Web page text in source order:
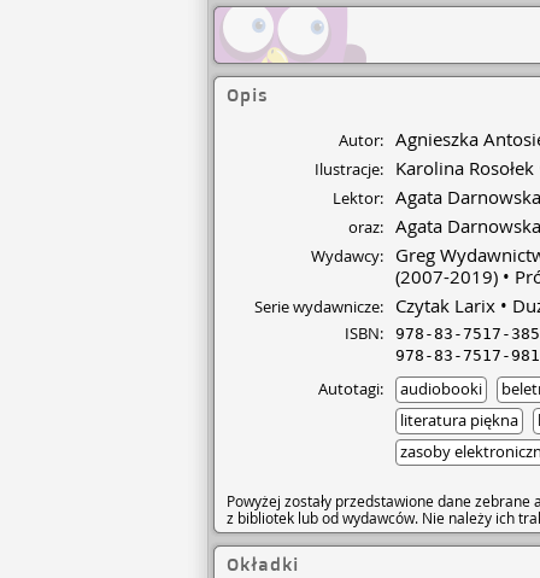
Opis
Autor: Agnieszka
Ilustracje: Karolina Rosołek
Lektor: Agata Darnowska
oraz: Agata Darnowska
Wydawcy: Greg
(2007-2019)
Serie wydawnicze: Czytak Larix
ISBN: 978-83-7517-
978-83-7517-
Autotagi: audiobooki
literatura piękna
zasoby
Powyżej zostały przedstawione dane
z bibliotek lub od wydawców. Nie należy ich
Okładki